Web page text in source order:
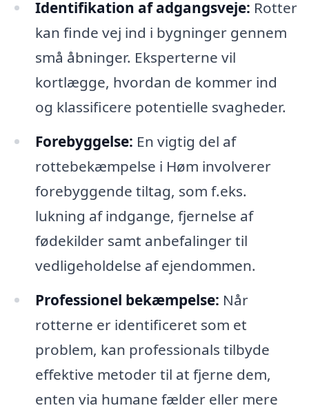
Identifikation af adgangsveje: Rotter
kan finde vej ind i bygninger gennem
små åbninger. Eksperterne vil
kortlægge, hvordan de kommer ind
og klassificere potentielle svagheder.
Forebyggelse: En vigtig del af
rottebekæmpelse i Høm involverer
forebyggende tiltag, som f.eks.
lukning af indgange, fjernelse af
fødekilder samt anbefalinger til
vedligeholdelse af ejendommen.
Professionel bekæmpelse: Når
rotterne er identificeret som et
problem, kan professionals tilbyde
effektive metoder til at fjerne dem,
enten via humane fælder eller mere